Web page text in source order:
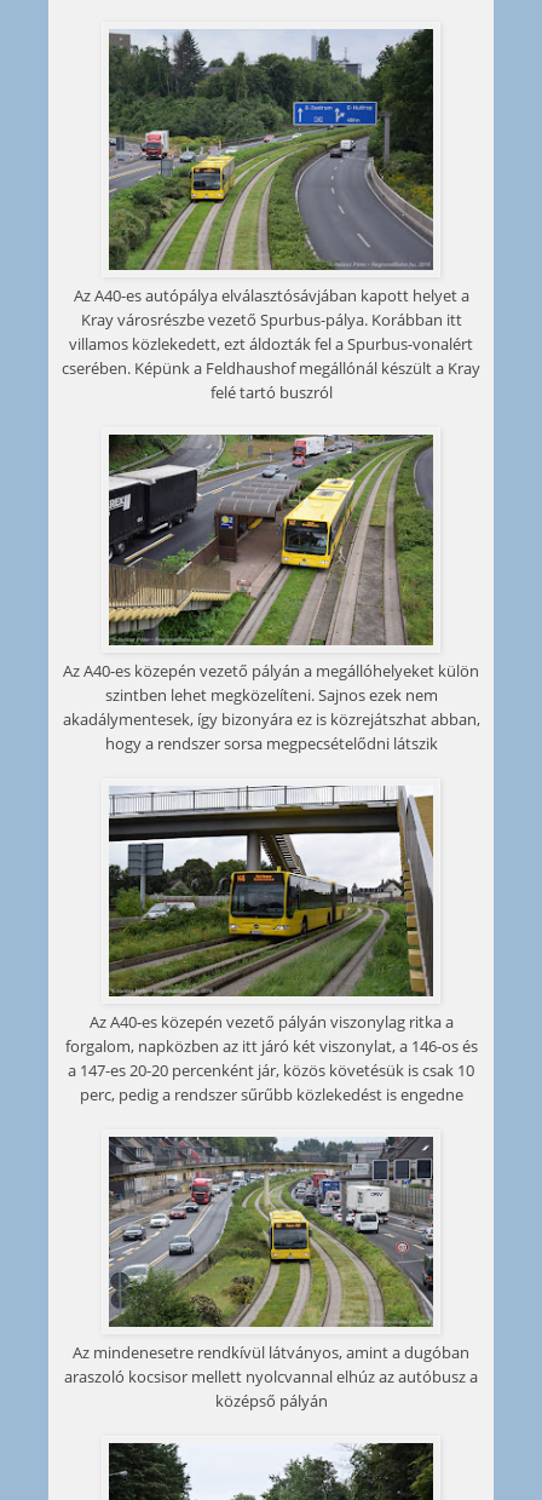
Az A40-es autópálya elválasztósávjában kapott helyet a
Kray városrészbe vezető Spurbus-pálya. Korábban itt
villamos közlekedett, ezt áldozták fel a Spurbus-vonalért
cserében. Képünk a Feldhaushof megállónál készült a Kray
felé tartó buszról
Az A40-es közepén vezető pályán a megállóhelyeket külön
szintben lehet megközelíteni. Sajnos ezek nem
akadálymentesek, így bizonyára ez is közrejátszhat abban,
hogy a rendszer sorsa megpecsételődni látszik
Az A40-es közepén vezető pályán viszonylag ritka a
forgalom, napközben az itt járó két viszonylat, a 146-os és
a 147-es 20-20 percenként jár, közös követésük is csak 10
perc, pedig a rendszer sűrűbb közlekedést is engedne
Az mindenesetre rendkívül látványos, amint a dugóban
araszoló kocsisor mellett nyolcvannal elhúz az autóbusz a
középső pályán